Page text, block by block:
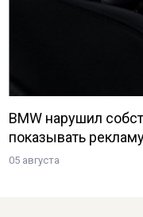
BMW нарушил
показывать
05 августа